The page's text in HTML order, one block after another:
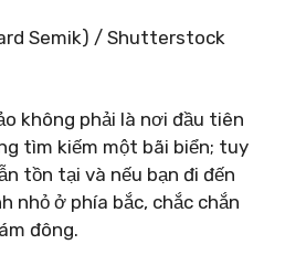
Semik) / Shutterstock
không phải là nơi đầu tiên
tìm kiếm một bãi biển; tuy
tồn tại và nếu bạn đi đến
nhỏ ở phía bắc, chắc chắn
đông.